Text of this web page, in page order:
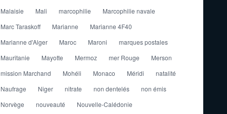
Malaisie
Mali marcophilie
Marcophilie navale
Marc Taraskoff
Marianne
Marianne 4F40
Marianne d'Alger
Maroc Maroni
marques postales
Mauritanie
Mayotte Mermoz mer Rouge
Merson
mission Marchand
Mohéli Monaco Méridi
natalité
Naufrage
Niger nitrate non dentelés
non émis
Norvège
nouveauté
Nouvelle-Calédonie